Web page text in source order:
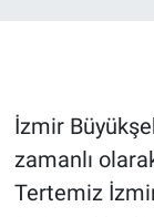
İzmir
zamanlı
Tertemiz